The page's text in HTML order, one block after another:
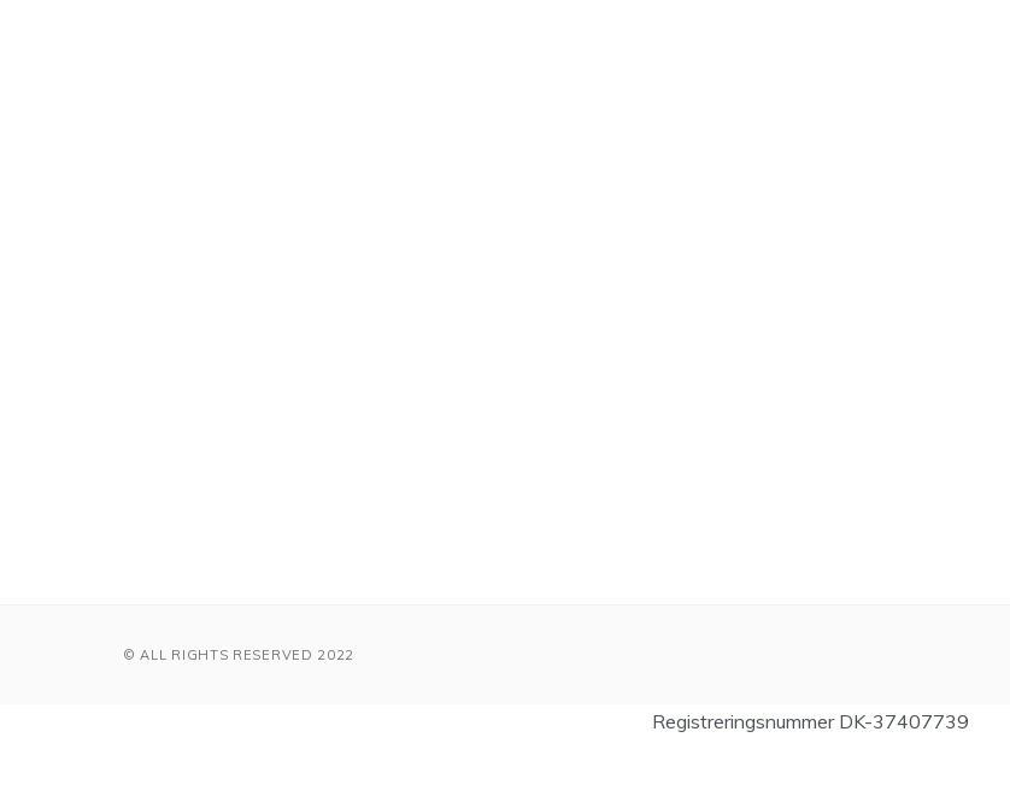
© ALL RIGHTS RESERVED 2022
Registreringsnummer DK-37407739